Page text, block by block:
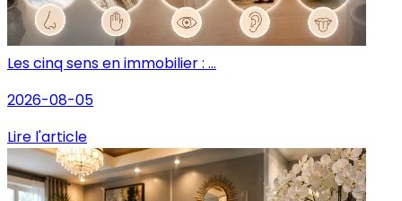
Les cinq sens en immobilier : ...
2026-08-05
Lire l'article